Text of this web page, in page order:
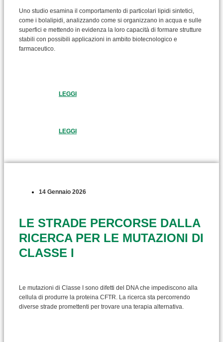
Uno studio esamina il comportamento di particolari lipidi sintetici,
come i bolalipidi, analizzando come si organizzano in acqua e sulle
superfici e mettendo in evidenza la loro capacità di formare strutture
stabili con possibili applicazioni in ambito biotecnologico e
farmaceutico.
LEGGI
LEGGI
14 Gennaio 2026
LE STRADE PERCORSE DALLA
RICERCA PER LE MUTAZIONI DI
CLASSE I
Le mutazioni di Classe I sono difetti del DNA che impediscono alla
cellula di produrre la proteina CFTR. La ricerca sta percorrendo
diverse strade promettenti per trovare una terapia alternativa.